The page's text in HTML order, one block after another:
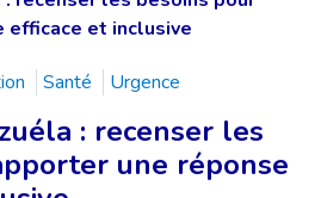
Santé Urgence
: recenser les
une réponse